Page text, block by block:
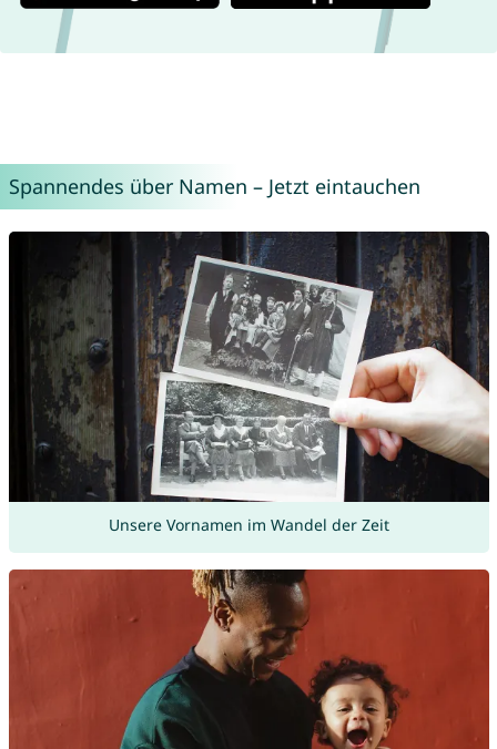
Spannendes über Namen – Jetzt eintauchen
Unsere Vornamen im Wandel der Zeit